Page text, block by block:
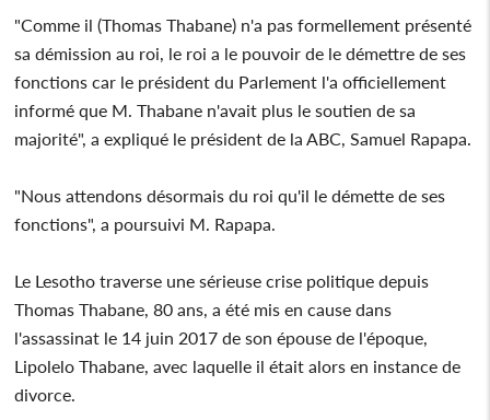
"Comme il (Thomas Thabane) n'a pas formellement présenté
sa démission au roi, le roi a le pouvoir de le démettre de ses
fonctions car le président du Parlement l'a officiellement
informé que M. Thabane n'avait plus le soutien de sa
majorité", a expliqué le président de la ABC, Samuel Rapapa.
"Nous attendons désormais du roi qu'il le démette de ses
fonctions", a poursuivi M. Rapapa.
Le Lesotho traverse une sérieuse crise politique depuis
Thomas Thabane, 80 ans, a été mis en cause dans
l'assassinat le 14 juin 2017 de son épouse de l'époque,
Lipolelo Thabane, avec laquelle il était alors en instance de
divorce.